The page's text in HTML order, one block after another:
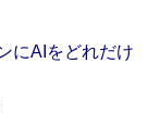
にAIをどれだけ